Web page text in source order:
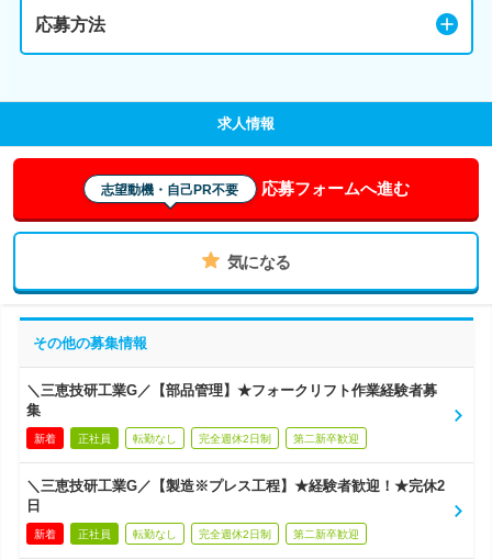
応募方法
求人情報
志望動機・自己PR不要 応募フォームへ進む
気になる
その他の募集情報
＼三恵技研工業G／【部品管理】★フォークリフト作業経験者募
集
新着 正社員 転勤なし 完全週休2日制 第二新卒歓迎
＼三恵技研工業G／【製造※プレス工程】★経験者歓迎！★完休2
日
新着 正社員 転勤なし 完全週休2日制 第二新卒歓迎